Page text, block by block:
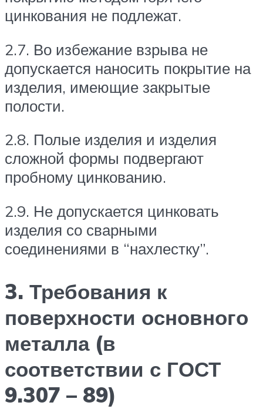
цинкования не подлежат.
2.7. Во избежание взрыва не
допускается наносить покрытие на
изделия, имеющие закрытые
полости.
2.8. Полые изделия и изделия
сложной формы подвергают
пробному цинкованию.
2.9. Не допускается цинковать
изделия со сварными
соединениями в “нахлестку”.
3. Требования к
поверхности основного
металла (в
соответствии с ГОСТ
9.307 – 89)